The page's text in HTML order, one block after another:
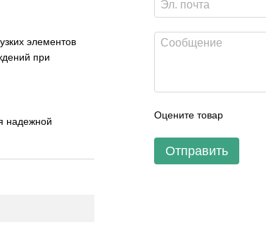
элементов
при
надежной
Оцените товар
Отправить